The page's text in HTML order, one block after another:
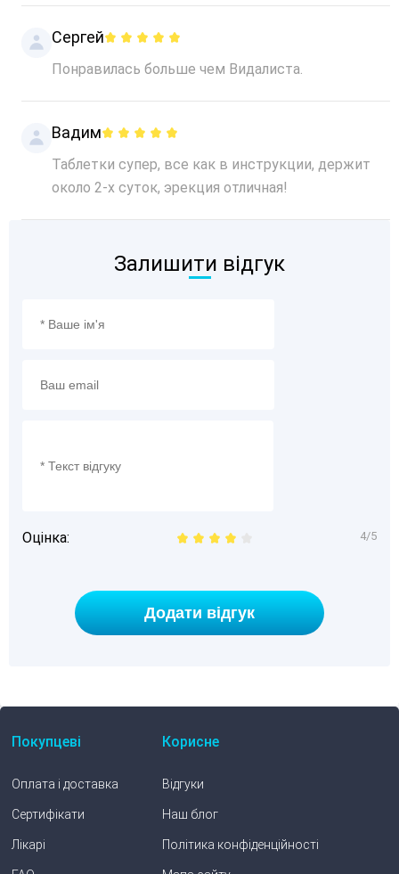
Сергей
Понравилась больше чем Видалиста.
Вадим
Таблетки супер, все как в инструкции, держит
около 2-х суток, эрекция отличная!
Залишити відгук
Оцінка: 4/5
Покупцеві
Оплата і доставка
Сертифікати
Лікарі
Корисне
Відгуки
Наш блог
Політика конфіденційності